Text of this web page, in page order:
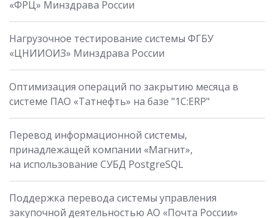
«ФРЦ» Минздрава России
Нагрузочное тестирование системы ФГБУ
«ЦНИИОИЗ» Минздрава России
Оптимизация операций по закрытию месяца в
системе ПАО «Татнефть» на базе "1С:ERP"
Перевод информационной системы,
принадлежащей компании «Магнит»,
на использование СУБД PostgreSQL
Поддержка перевода системы управления
закупочной деятельностью АО «Почта России»